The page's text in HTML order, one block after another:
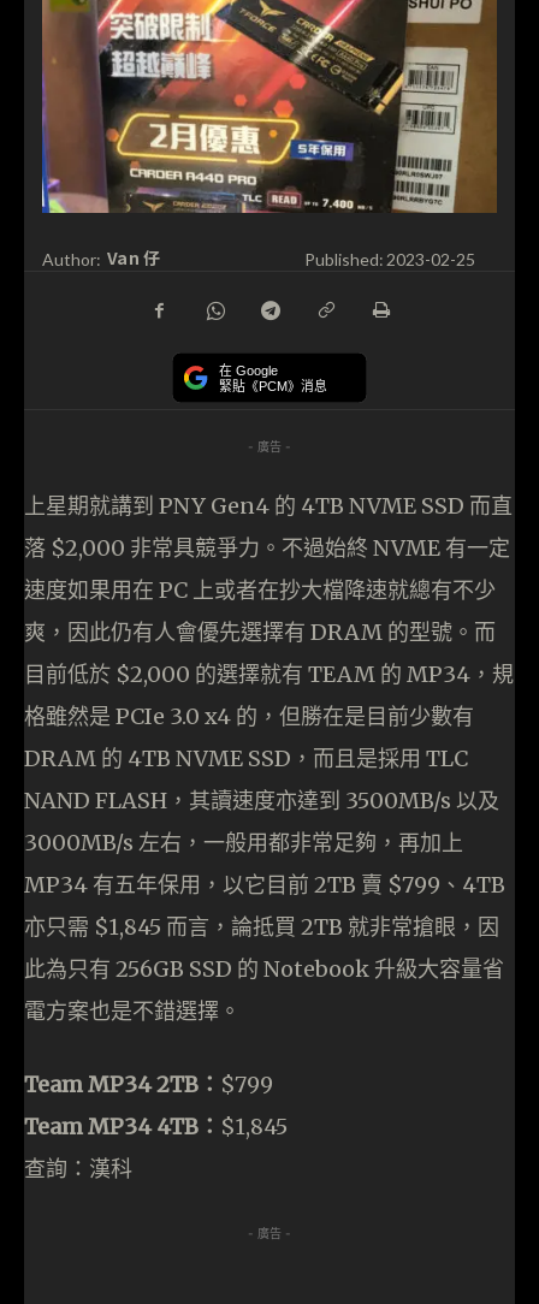
Author: Van 仔 Published: 2023-02-25
在 Google
緊貼《PCM》消息
- 廣告 -
上星期就講到 PNY Gen4 的 4TB NVME SSD 而直
落 $2,000 非常具競爭力。不過始終 NVME 有一定
速度如果用在 PC 上或者在抄大檔降速就總有不少
爽，因此仍有人會優先選擇有 DRAM 的型號。而
目前低於 $2,000 的選擇就有 TEAM 的 MP34，規
格雖然是 PCIe 3.0 x4 的，但勝在是目前少數有
DRAM 的 4TB NVME SSD，而且是採用 TLC
NAND FLASH，其讀速度亦達到 3500MB/s 以及
3000MB/s 左右，一般用都非常足夠，再加上
MP34 有五年保用，以它目前 2TB 賣 $799、4TB
亦只需 $1,845 而言，論抵買 2TB 就非常搶眼，因
此為只有 256GB SSD 的 Notebook 升級大容量省
電方案也是不錯選擇。
Team MP34 2TB： $799
Team MP34 4TB： $1,845
查詢：漢科
- 廣告 -